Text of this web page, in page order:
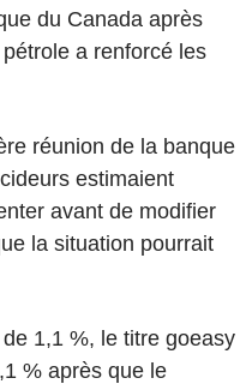
du Canada après
a renforcé les
réunion de la banque
estimaient
avant de modifier
la situation pourrait
1,1 %, le titre goeasy
% après que le